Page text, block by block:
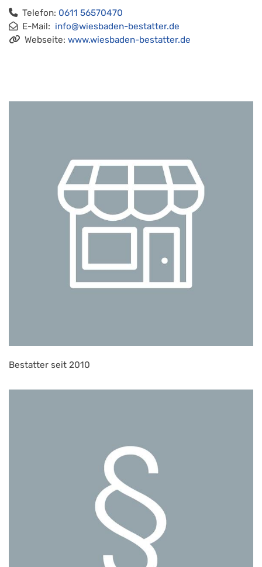
Telefon: 0611 56570470
E-Mail: info@wiesbaden-bestatter.de
Webseite: www.wiesbaden-bestatter.de
Bestatter seit 2010